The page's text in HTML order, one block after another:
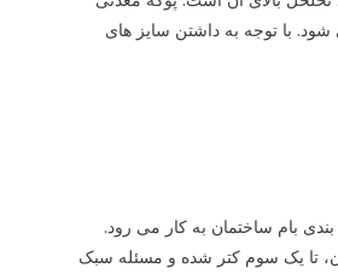
غباری تا قطعات بزرگ با قطر بیش از ۱۰۰ میلیمتر یافت می‌ شود. با توجه به داشتن سایز های
بام ساختمان به کار می ‌رود.
تا یک سوم کتر شده و مسئله سبک